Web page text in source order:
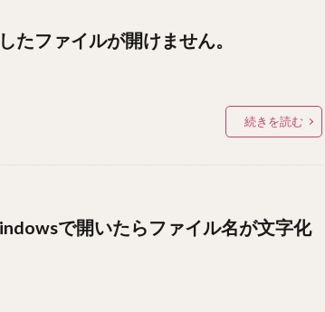
たファイルが開けません。
続きを読む
で開いたらファイル名が文字化